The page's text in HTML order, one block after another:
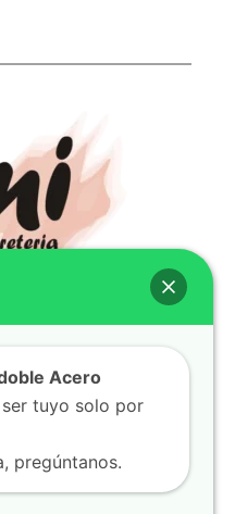
466 212
Acero
tuyo solo por
pregúntanos.